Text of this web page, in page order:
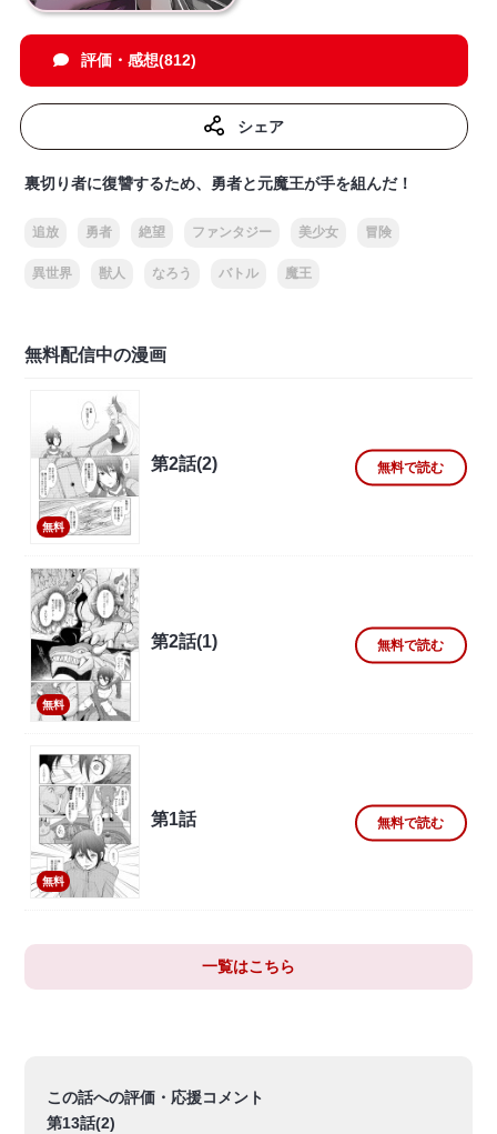
評価・感想(812)
シェア
裏切り者に復讐するため、勇者と元魔王が手を組んだ！
追放 勇者 絶望 ファンタジー 美少女 冒険
異世界 獣人 なろう バトル 魔王
無料配信中の漫画
無料
第2話(2) 無料で読む
無料
第2話(1) 無料で読む
無料
第1話 無料で読む
一覧はこちら
この話への評価・応援コメント
第13話(2)